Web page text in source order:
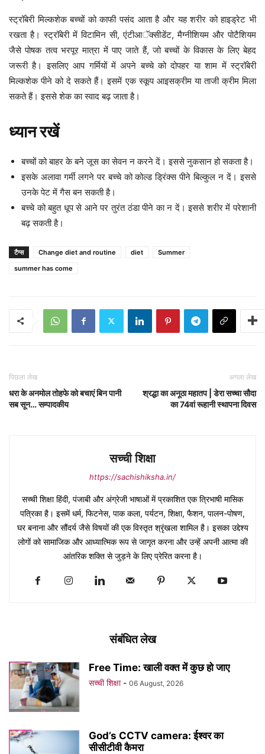
स्ट्रॉबेरी मिल्कशेक बच्चों को काफी पसंद आता है और यह शरीर को हाइड्रेट भी
रखता है। स्ट्रॉबेरी में विटामिन सी, एंटीआॅक्सीडेंट, मैग्नीशियम और पोटैशियम
जैसे पोषक तत्व भरपूर मात्रा में पाए जाते हैं, जो बच्चों के विकास के लिए बेहद
जरूरी है। इसलिए आप गर्मियों में अपने बच्चे को दोपहर या शाम में स्ट्रॉबेरी
मिल्कशेक पीने को दे सकते हैं। इसमें एक स्कूप आइसक्रीम या ताजी क्रीम मिला
सकते हैं। इससे शेक का स्वाद बढ़ जाता है।
ध्यान रखें
बच्चों को बाहर के बने जूस का सेवन न करने दें। इससे नुकसान हो सकता है।
इसके अलावा गर्मी लगने पर बच्चे को कोल्ड ड्रिंक्स पीने बिल्कुल न दें। इससे
उनके पेट में गैस बन सकती है।
बच्चे को बहुत धूप से आने पर तुरंत ठंडा पीने का न दें। इससे शरीर में परेशानी
बढ़ सकती है।
टैग्स Change diet and routine diet
Summer
summer has come
पिछला लेख
धरा के अनमोल तोहफे को बचाएं बिन पानी
सब सून… सम्पादकीय
अगला लेख
श्रद्धा का अनूठा महातप | डेरा सच्चा सौदा
का 74वां रूहानी स्थापना दिवस
सच्ची शिक्षा
https://sachishiksha.in/
सच्ची शिक्षा हिंदी, पंजाबी और अंग्रेजी भाषाओं में प्रकाशित एक त्रिभाषी मासिक
पत्रिका है। इसमें धर्म, फिटनेस, पाक कला, पर्यटन, शिक्षा, फैशन, पालन-पोषण,
घर बनाना और सौंदर्य जैसे विषयों की एक विस्तृत श्रृंखला शामिल है। इसका उद्देश्य
लोगों को सामाजिक और आध्यात्मिक रूप से जागृत करना और उन्हें अपनी आत्मा की
आंतरिक शक्ति से जुड़ने के लिए प्रेरित करना है।
संबंधित लेख
Free Time: खाली वक्त में कुछ हो जाए
सच्ची शिक्षा - 06 August, 2026
God’s CCTV camera: ईश्वर का
सीसीटीवी कैमरा